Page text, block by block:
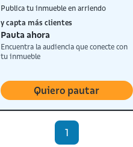
Publica tu inmueble en arriendo
y capta más clientes
Pauta ahora
Encuentra la audiencia que conecte con
tu inmueble
Quiero pautar
1